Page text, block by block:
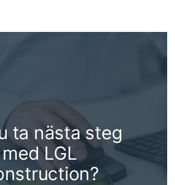
ta nästa steg
med LGL